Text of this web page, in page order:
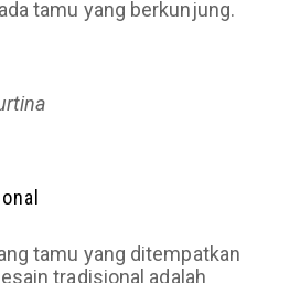
tamu yang berkunjung.
tamu yang ditempatkan
tradisional adalah